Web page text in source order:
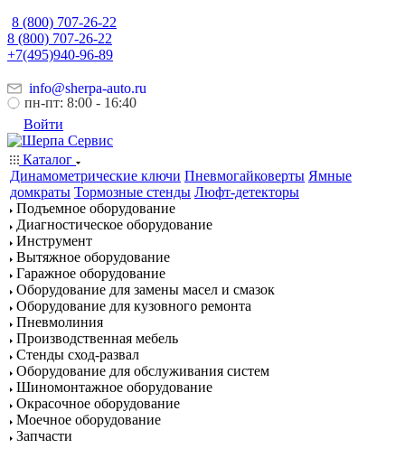
8 (800) 707-26-22
8 (800) 707-26-22
+7(495)940-96-89
info@sherpa-auto.ru
пн-пт: 8:00 - 16:40
Войти
Каталог
Динамометрические ключи Пневмогайковерты Ямные
домкраты Тормозные стенды Люфт-детекторы
Подъемное оборудование
Диагностическое оборудование
Инструмент
Вытяжное оборудование
Гаражное оборудование
Оборудование для замены масел и смазок
Оборудование для кузовного ремонта
Пневмолиния
Производственная мебель
Стенды сход-развал
Оборудование для обслуживания систем
Шиномонтажное оборудование
Окрасочное оборудование
Моечное оборудование
Запчасти